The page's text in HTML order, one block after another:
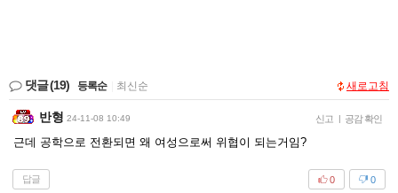
댓글(19) 등록순 최신순 새로고침
반형 24-11-08 10:49 신고 | 공감 확인
근데 공학으로 전환되면 왜 여성으로써 위협이 되는거임?
답글 0
0